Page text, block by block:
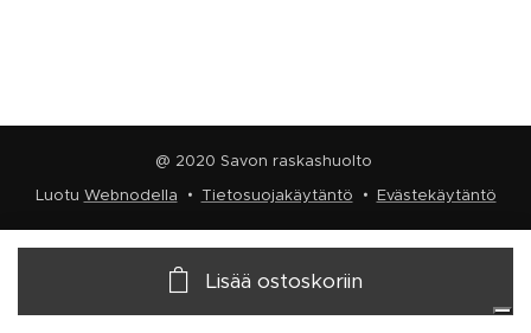
Lisää ostoskoriin
@ 2020 Savon raskashuolto
Luotu Webnodella Tietosuojakäytäntö Evästekäytäntö